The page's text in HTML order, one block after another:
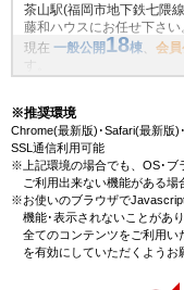
茶山駅(福岡市地下鉄七隈
藤和ハウスにお任せ下さい
現在 一般公開18棟 会員
す。
藤和ハウスは地域密着・
ざいます。藤和ハウスで理
か？
※推奨環境
Chrome(最新版)･Safari(最新版
SSL通信利用可能
※上記環境の場合でも、OS･ブ
ご利用出来ない機能がある場
※お使いのブラウザで
機能･表示されないことがあり
全てのコンテンツをご利用
を有効にしていただくようお